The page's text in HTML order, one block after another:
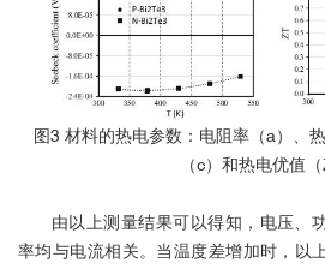
图3 材料的热电参数：电阻率（a）、
（c）和热电优值（
由以上测量结果可以得知，电压、
率均与电流相关。当温度差增加时，以